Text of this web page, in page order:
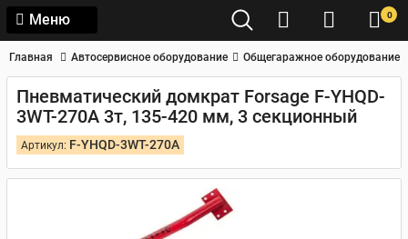
Меню 0
Главная Автосервисное оборудование Общегаражное оборудование
Пневматический домкрат Forsage F-YHQD-
3WT-270A 3т, 135-420 мм, 3 секционный
Артикул: F-YHQD-3WT-270A